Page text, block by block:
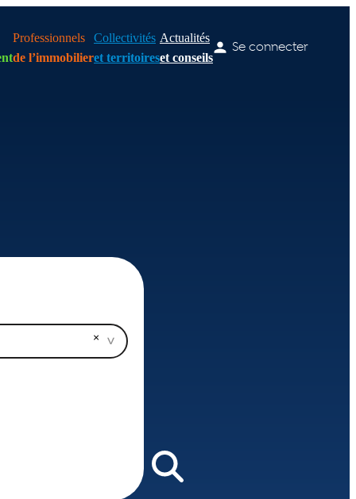
Professionnels
de l’immobilier
Collectivités
et territoires
Actualités
et conseils
Se connecter